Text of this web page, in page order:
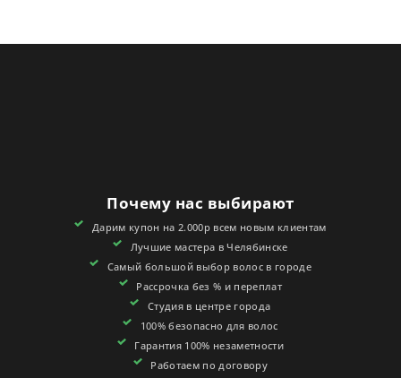
КОНТАКТЫ
СЕРТИФИКАТЫ
Почему нас выбирают
Дарим купон на 2.000р всем новым клиентам
Лучшие мастера в Челябинске
Самый большой выбор волос в городе
Рассрочка без % и переплат
Студия в центре города
100% безопасно для волос
Гарантия 100% незаметности
Работаем по договору